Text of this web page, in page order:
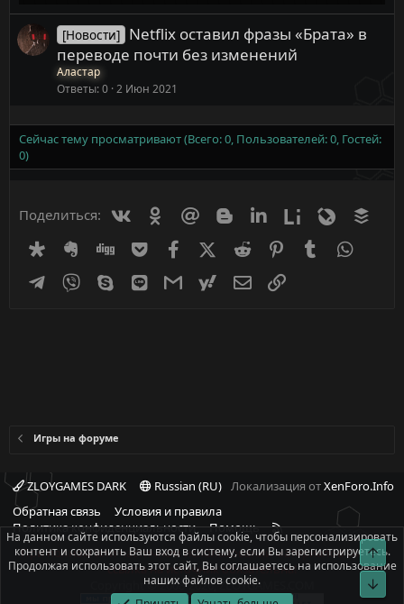
[Новости] Netflix оставил фразы «Брата» в
переводе почти без изменений
Аластар
Ответы 0 2 Июн 2021
Сейчас тему просматривают (Всего: 0, Пользователей: 0, Гостей:
0)
Поделиться: ВконтактеОдноклассники
Mail.ru BloggerLinkedinLiveinternet
Livejournal
DiasporaEvernoteDigg GetpocketFacebookX (Twitter)
Reddit PinterestTumblr
Telegram
Viber Skype Line GmailyahoomailЭлектронная почта
Игры на форуме
ZLOYGAMES DARK Russian (RU) Локализация отXenForo.Info
Обратная связь
Условия и правила
Политика конфиденциальности
Помощь
R
S
S
При полном или частичном использовании материалов сайта -
ссылка на источник обязательна!
Copyright © 2008-2026, ZLOYGAMES.COM
На данном сайте используются файлы cookie, чтобы персонализировать
контент и сохранить Ваш вход в систему, если Вы зарегистрируетесь.
Продолжая использовать этот сайт, Вы соглашаетесь на использование
наших файлов cookie.